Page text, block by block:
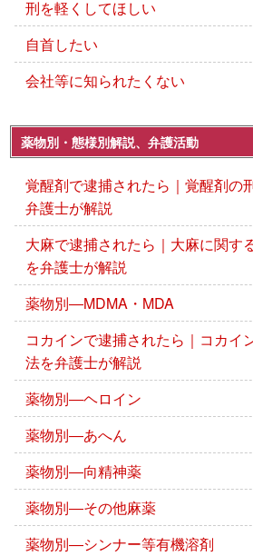
刑を軽くしてほしい
自首したい
会社等に知られたくない
薬物別・態様別解説、弁護活動
覚醒剤で逮捕されたら｜覚醒剤の
弁護士が解説
大麻で逮捕されたら｜大麻に関す
を弁護士が解説
薬物別―MDMA・MDA
コカインで逮捕されたら｜コカイ
法を弁護士が解説
薬物別―ヘロイン
薬物別―あへん
薬物別―向精神薬
薬物別―その他麻薬
薬物別―シンナー等有機溶剤